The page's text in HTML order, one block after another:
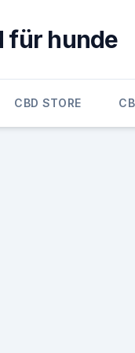
für hunde
CBD STORE